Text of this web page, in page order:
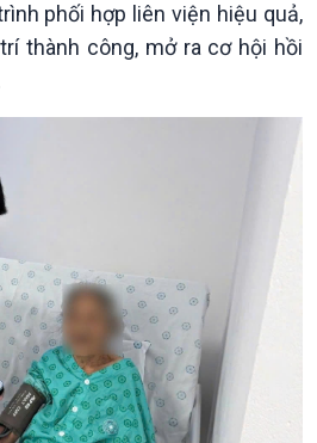
Kết nối công nghệ
Sống chung với biến đổi
phối hợp liên viện hiệu quả,
thành công, mở ra cơ hội hồi